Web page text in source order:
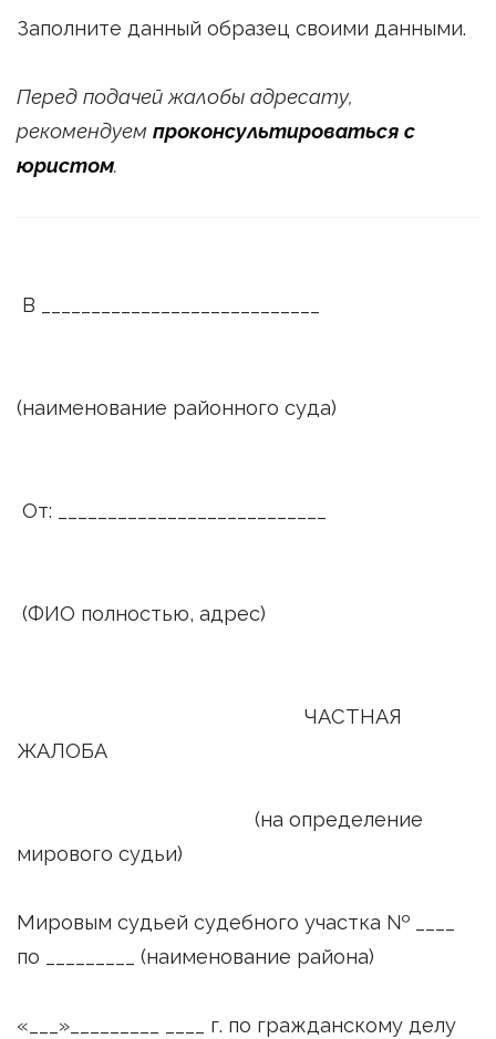
Заполните данный образец своими данными.
Перед подачей жалобы адресату,
рекомендуем проконсультироваться с
юристом.
В ____________________________
(наименование районного суда)
От: ___________________________
(ФИО полностью, адрес)
ЧАСТНАЯ
ЖАЛОБА
(на определение
мирового судьи)
Мировым судьей судебного участка № ____
по _________ (наименование района)
«___»_________ ____ г. по гражданскому делу